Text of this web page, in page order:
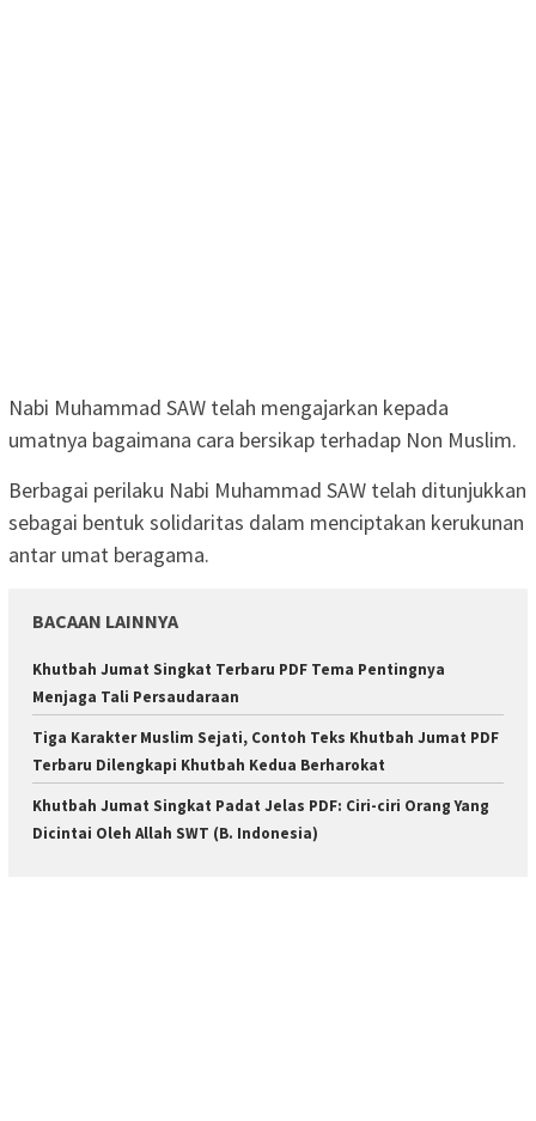
Nabi Muhammad SAW telah mengajarkan kepada
umatnya bagaimana cara bersikap terhadap Non Muslim.
Berbagai perilaku Nabi Muhammad SAW telah ditunjukkan
sebagai bentuk solidaritas dalam menciptakan kerukunan
antar umat beragama.
BACAAN LAINNYA
Khutbah Jumat Singkat Terbaru PDF Tema Pentingnya
Menjaga Tali Persaudaraan
Tiga Karakter Muslim Sejati, Contoh Teks Khutbah Jumat PDF
Terbaru Dilengkapi Khutbah Kedua Berharokat
Khutbah Jumat Singkat Padat Jelas PDF: Ciri-ciri Orang Yang
Dicintai Oleh Allah SWT (B. Indonesia)